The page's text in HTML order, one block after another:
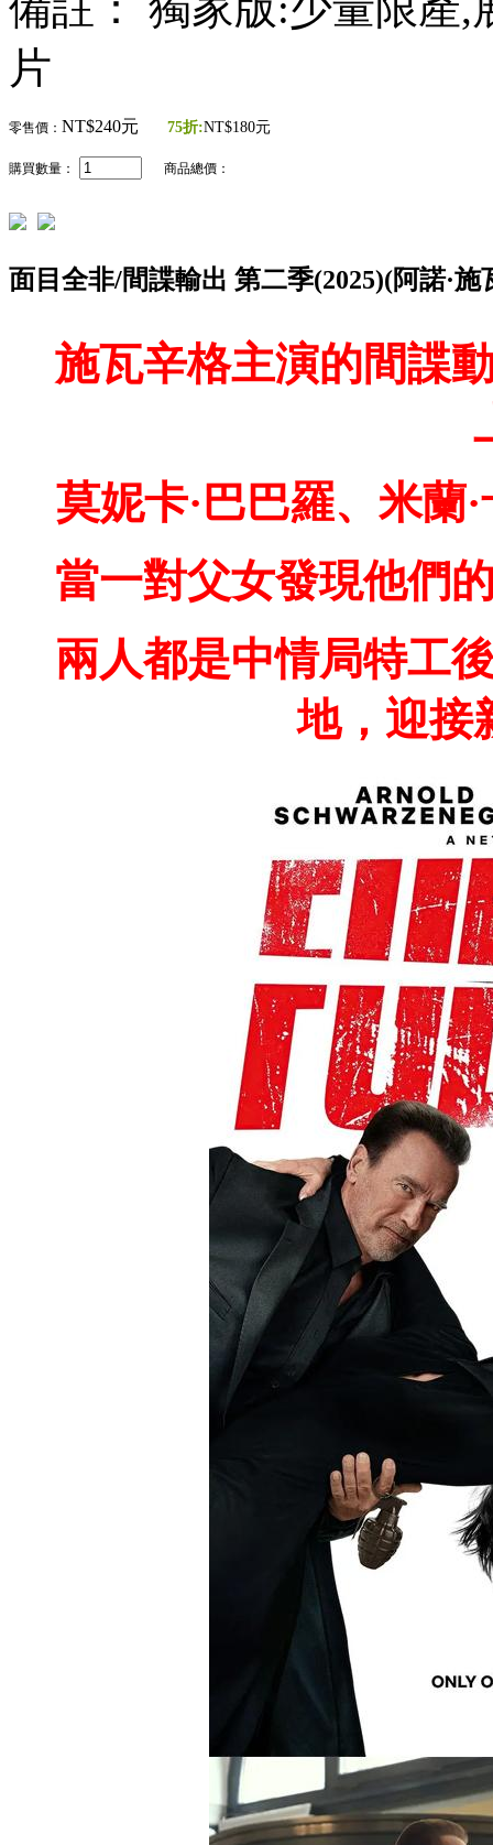
片
零售價： NT$240元 75折:NT$180元
購買數量： 商品總價：
面目全非/間諜輸出 第二季(2025)(阿諾·
施瓦辛格主演的間諜
莫妮卡·巴巴羅、米蘭
當一對父女發現他們
兩人都是中情局特工
地，迎接